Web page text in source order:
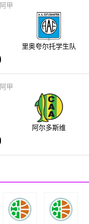
阿甲
里奥夸尔托学生队
阿甲
阿尔多斯维